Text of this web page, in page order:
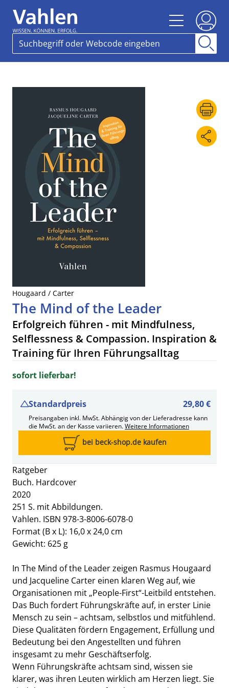
Hougaard / Carter
The Mind of the Leader
Erfolgreich führen - mit Mindfulness,
Selflessness & Compassion. Inspiration &
Training für Ihren Führungsalltag
Ratgeber
Buch. Hardcover
2020
251 S. mit Abbildungen.
Vahlen. ISBN 978-3-8006-6078-0
Format (B x L): 16,0 x 24,0 cm
Gewicht: 625 g
In The Mind of the Leader zeigen Rasmus Hougaard
und Jacqueline Carter einen klaren Weg auf, wie
Organisationen mit „People-First“-Leitbild entstehen.
Das Buch fordert Führungskräfte auf, in erster Linie
Mensch zu sein – achtsam, selbstlos und mitfühlend.
Diese Qualitäten fördern Engagement, Erfüllung und
Bedeutung bei den Angestellten und führen
insgesamt zu mehr Geschäftserfolg.
Wenn Führungskräfte achtsam sind, wissen sie
klarer, was ihren Leuten wirklich am Herzen liegt. Sie
sofort lieferbar!
Standardpreis 29,80 €
Preisangaben inkl. MwSt. Abhängig von der Lieferadresse kann
die MwSt. an der Kasse variieren.Weitere Informationen
bei beck-shop.de kaufen